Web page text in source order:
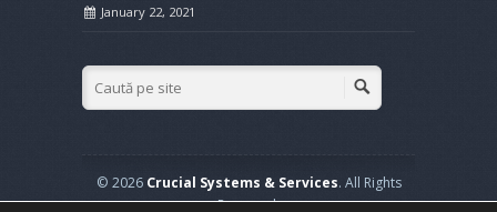
January 22, 2021
© 2026 Crucial Systems & Services. All Rights
Reserved.